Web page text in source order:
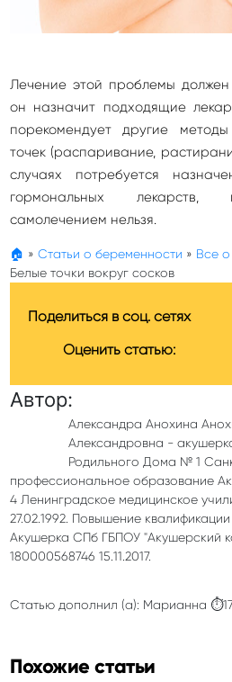
Лечение этой проблемы должен
он назначит подходящие
порекомендует другие
точек (распаривание,
случаях потребуется
гормональных лекарств,
самолечением нельзя.
🏠 » Статьи о беременности » Все
Белые точки вокруг сосков
Поделиться в соц. сетях
Оценить статью:
Автор:
Александра Анохина
Александровна -
Родильного Дома № 1
профессиональное образование
4 Ленинградское медицинское
27.02.1992. Повышение
Акушерка СПб ГБПОУ "Акушерский
180000568746 15.11.2017.
Статью дополнил (а): Марианна
Похожие статьи